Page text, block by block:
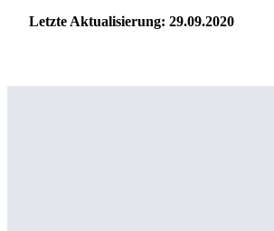
Letzte Aktualisierung: 29.09.2020